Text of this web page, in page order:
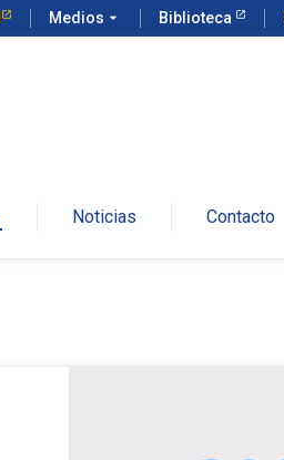
Medios arrow_drop_down Biblioteca
Noticias Contacto